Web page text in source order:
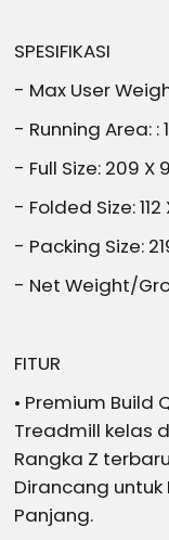
SPESIFIKASI
- Max User
- Running Area: :
- Full Size: 209 X
- Folded Size: 112
- Packing Size:
- Net Weight/
FITUR
• Premium Build
Treadmill kelas
Rangka Z
Dirancang
Panjang.